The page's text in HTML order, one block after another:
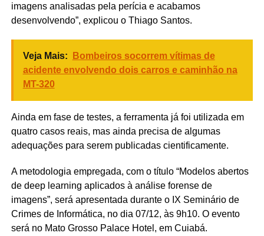
imagens analisadas pela perícia e acabamos
desenvolvendo”, explicou o Thiago Santos.
Veja Mais:
Bombeiros socorrem vítimas de
acidente envolvendo dois carros e caminhão na
MT-320
Ainda em fase de testes, a ferramenta já foi utilizada em
quatro casos reais, mas ainda precisa de algumas
adequações para serem publicadas cientificamente.
A metodologia empregada, com o título “Modelos abertos
de deep learning aplicados à análise forense de
imagens”, será apresentada durante o IX Seminário de
Crimes de Informática, no dia 07/12, às 9h10. O evento
será no Mato Grosso Palace Hotel, em Cuiabá.